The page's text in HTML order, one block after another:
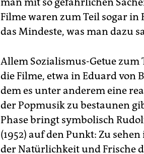
Filme waren zum Teil sogar in
das Mindeste, was man dazu
Allem Sozialismus-Getue
die Filme, etwa in Eduard von
dem es unter anderem eine
der Popmusik zu bestaunen
Phase bringt symbolisch
(1952) auf den Punkt: Zu
der Natürlichkeit und Frische